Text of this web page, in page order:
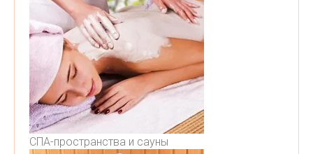
СПА-пространства и сауны